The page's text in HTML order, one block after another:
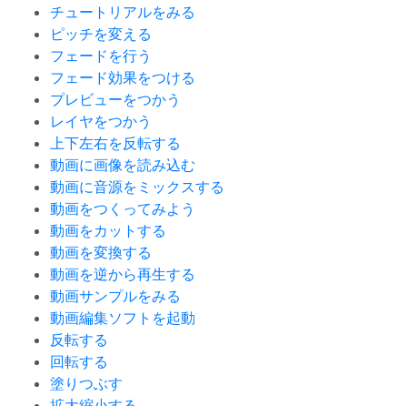
チュートリアルをみる
ピッチを変える
フェードを行う
フェード効果をつける
プレビューをつかう
レイヤをつかう
上下左右を反転する
動画に画像を読み込む
動画に音源をミックスする
動画をつくってみよう
動画をカットする
動画を変換する
動画を逆から再生する
動画サンプルをみる
動画編集ソフトを起動
反転する
回転する
塗りつぶす